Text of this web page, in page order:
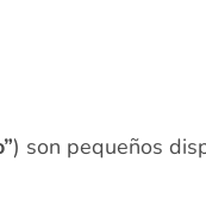
) son pequeños